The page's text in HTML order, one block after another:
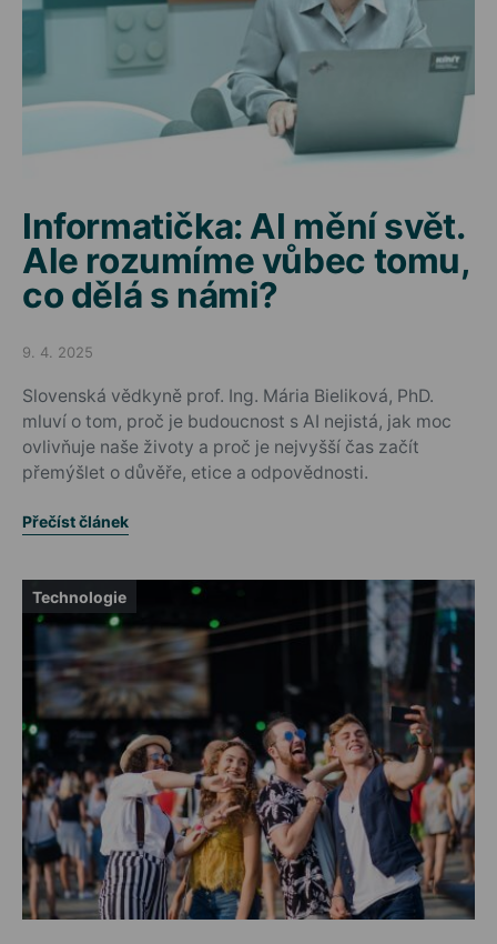
Informatička: AI mění svět.
Ale rozumíme vůbec tomu,
co dělá s námi?
Posted on
9. 4. 2025
Slovenská vědkyně prof. Ing. Mária Bieliková, PhD.
mluví o tom, proč je budoucnost s AI nejistá, jak moc
ovlivňuje naše životy a proč je nejvyšší čas začít
přemýšlet o důvěře, etice a odpovědnosti.
Přečíst článek
Technologie